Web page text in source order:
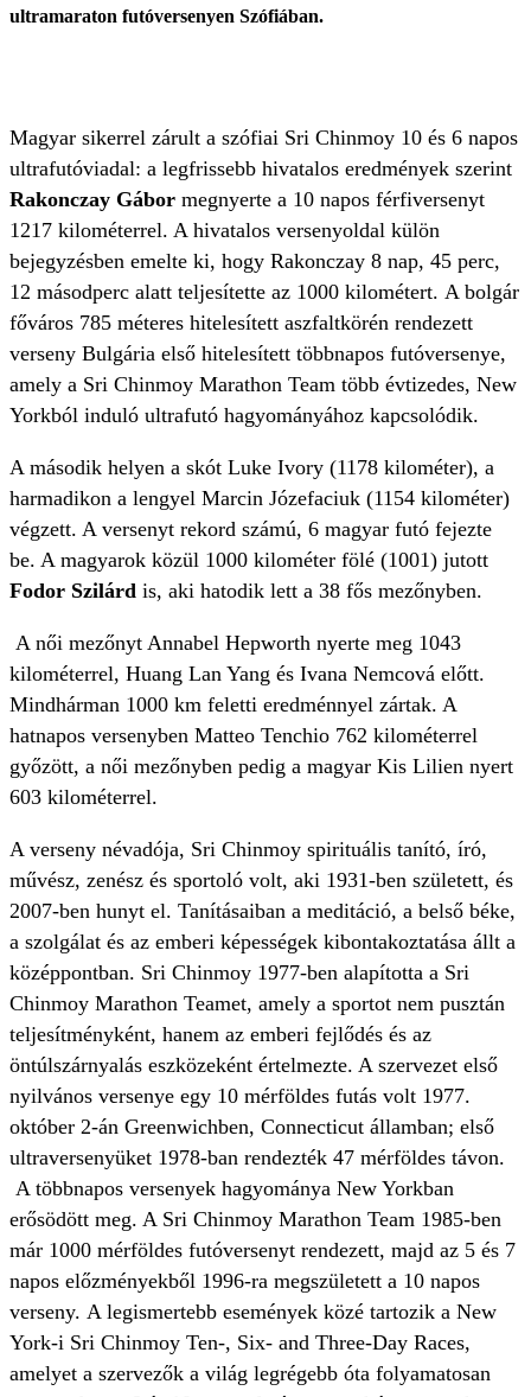
ultramaraton futóversenyen Szófiában.
Magyar sikerrel zárult a szófiai Sri Chinmoy 10 és 6 napos
ultrafutóviadal: a legfrissebb hivatalos eredmények szerint
Rakonczay Gábor megnyerte a 10 napos férfiversenyt
1217 kilométerrel. A hivatalos versenyoldal külön
bejegyzésben emelte ki, hogy Rakonczay 8 nap, 45 perc,
12 másodperc alatt teljesítette az 1000 kilométert. A bolgár
főváros 785 méteres hitelesített aszfaltkörén rendezett
verseny Bulgária első hitelesített többnapos futóversenye,
amely a Sri Chinmoy Marathon Team több évtizedes, New
Yorkból induló ultrafutó hagyományához kapcsolódik.
A második helyen a skót Luke Ivory (1178 kilométer), a
harmadikon a lengyel Marcin Józefaciuk (1154 kilométer)
végzett. A versenyt rekord számú, 6 magyar futó fejezte
be. A magyarok közül 1000 kilométer fölé (1001) jutott
Fodor Szilárd is, aki hatodik lett a 38 fős mezőnyben.
A női mezőnyt Annabel Hepworth nyerte meg 1043
kilométerrel, Huang Lan Yang és Ivana Nemcová előtt.
Mindhárman 1000 km feletti eredménnyel zártak. A
hatnapos versenyben Matteo Tenchio 762 kilométerrel
győzött, a női mezőnyben pedig a magyar Kis Lilien nyert
603 kilométerrel.
A verseny névadója, Sri Chinmoy spirituális tanító, író,
művész, zenész és sportoló volt, aki 1931-ben született, és
2007-ben hunyt el. Tanításaiban a meditáció, a belső béke,
a szolgálat és az emberi képességek kibontakoztatása állt a
középpontban. Sri Chinmoy 1977-ben alapította a Sri
Chinmoy Marathon Teamet, amely a sportot nem pusztán
teljesítményként, hanem az emberi fejlődés és az
öntúlszárnyalás eszközeként értelmezte. A szervezet első
nyilvános versenye egy 10 mérföldes futás volt 1977.
október 2-án Greenwichben, Connecticut államban; első
ultraversenyüket 1978-ban rendezték 47 mérföldes távon.
A többnapos versenyek hagyománya New Yorkban
erősödött meg. A Sri Chinmoy Marathon Team 1985-ben
már 1000 mérföldes futóversenyt rendezett, majd az 5 és 7
napos előzményekből 1996-ra megszületett a 10 napos
verseny. A legismertebb események közé tartozik a New
York-i Sri Chinmoy Ten-, Six- and Three-Day Races,
amelyet a szervezők a világ legrégebb óta folyamatosan